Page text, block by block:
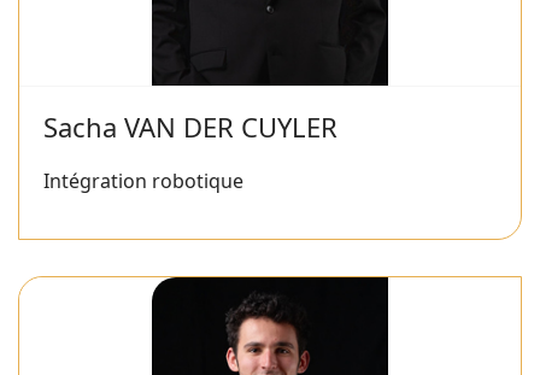
Sacha VAN DER CUYLER
Intégration robotique